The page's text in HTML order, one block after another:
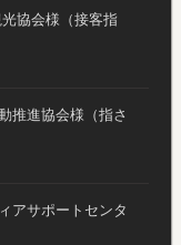
協会様（接客指
推進協会様（指さ
アサポートセンタ